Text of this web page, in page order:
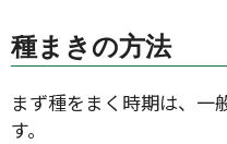
種まきの方法
まず種をまく時期は、一
す。